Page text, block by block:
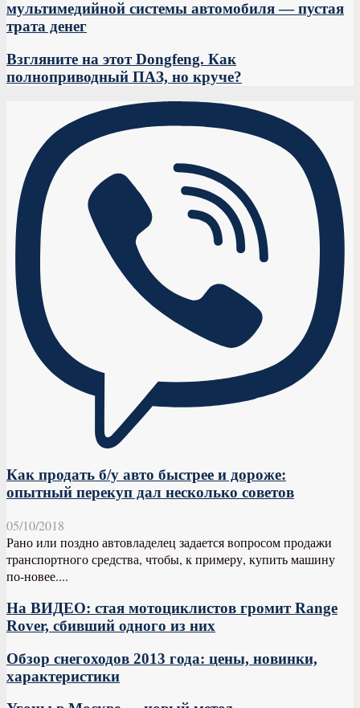
мультимедийной системы автомобиля — пустая
трата денег
Взгляните на этот Dongfeng. Как
полноприводный ПАЗ, но круче?
Как продать б/у авто быстрее и дороже:
опытный перекуп дал несколько советов
05/10/2018
Рано или поздно автовладелец задается вопросом продажи
транспортного средства, чтобы, к примеру, купить машину
по-новее....
На ВИДЕО: стая мотоциклистов громит Range
Rover, сбивший одного из них
Обзор снегоходов 2013 года: цены, новинки,
характеристики